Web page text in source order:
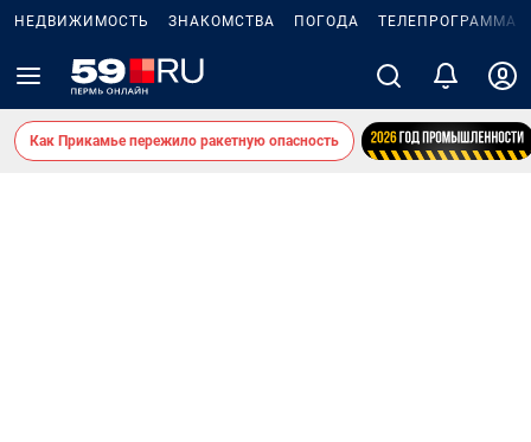
НЕДВИЖИМОСТЬ ЗНАКОМСТВА ПОГОДА ТЕЛЕПРОГРАММА
Как Прикамье пережило ракетную опасность